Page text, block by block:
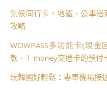
氣候同行卡，地鐵、公車
攻略
WOWPASS多功能卡(現金
款、T-money交通卡的預付
玩韓國好輕鬆 ： 專車機場接